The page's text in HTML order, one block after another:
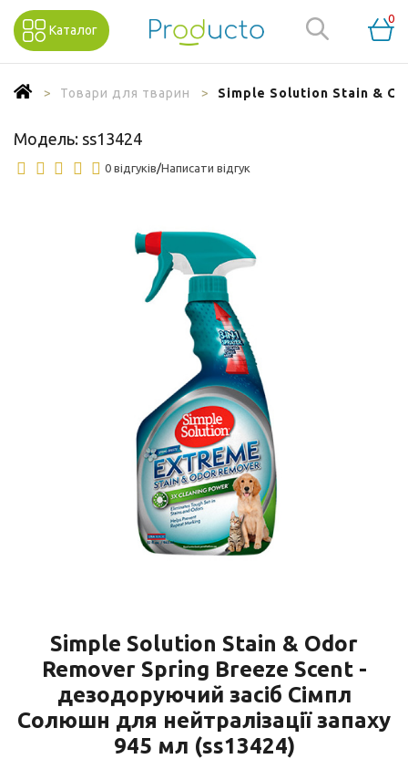
Каталог
0
Товари для тварин Simple Solution Stain &
Модель: ss13424
0 відгуків/Написати відгук
Simple Solution Stain & Odor
Remover Spring Breeze Scent -
дезодоруючий засіб Сімпл
Солюшн для нейтралізації запаху
945 мл (ss13424)